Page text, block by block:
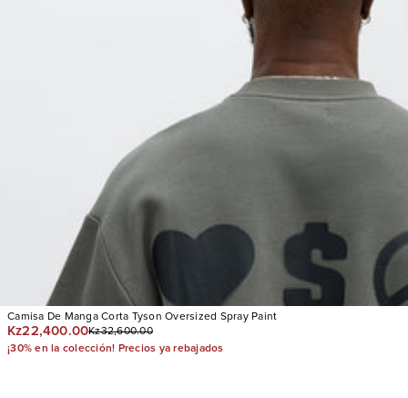
Camisa De Manga Corta Tyson Oversized Spray Paint
Kz22,400.00Kz32,600.00
¡30% en la colección! Precios ya rebajados